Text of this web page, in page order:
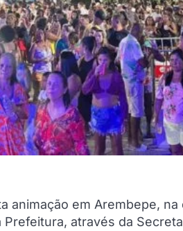
em Arembepe, na
através da